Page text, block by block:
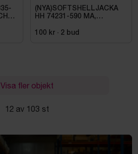
(NYA)SOFTSHELLJACKA
HH 74231-590 MA,
100 kr · 2 bud
Visa fler objekt
12 av 103 st